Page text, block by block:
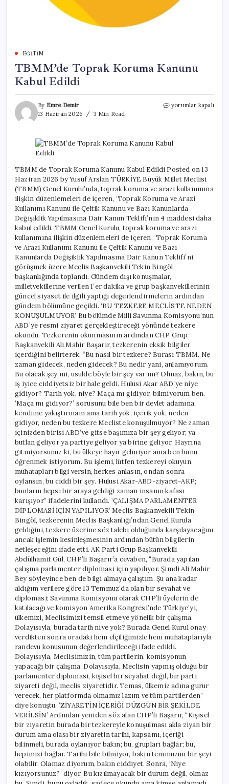
EĞITIM
TBMM’de Toprak Koruma Kanunu
Kabul Edildi
By Emre Demir
13 Haziran 2026
3 Min Read
TBMM’de
Kabul
yorumlar kapalı
TBMM’de Toprak Koruma Kanunu Kabul Edildi Posted on 13
Haziran 2026 by Yusuf Arslan TÜRKİYE Büyük Millet Meclisi
(TBMM) Genel Kurulu’nda, toprak koruma ve arazi kullanımına
ilişkin düzenlemeleri de içeren, ‘Toprak Koruma ve Arazi
Kullanımı Kanunu ile Çeltik Kanunu ve Bazı Kanunlarda
Değişiklik Yapılmasına Dair Kanun Teklifi’nin 4 maddesi daha
kabul edildi. TBMM Genel Kurulu, toprak koruma ve arazi
kullanımına ilişkin düzenlemeleri de içeren, ‘Toprak Koruma
ve Arazi Kullanımı Kanunu ile Çeltik Kanunu ve Bazı
Kanunlarda Değişiklik Yapılmasına Dair Kanun Teklifi’ni
görüşmek üzere Meclis Başkanvekili Tekin Bingöl
başkanlığında toplandı. Gündem dışı konuşmalar,
milletvekillerine verilen 1’er dakika ve grup başkanvekillerinin
güncel siyaset ile ilgili yaptığı değerlendirmelerin ardından
gündem bölümüne geçildi. ‘BU TEZKERE MECLİSTE NEDEN
KONUŞULMUYOR’ Bu bölümde Milli Savunma Komisyonu’nun
ABD’ye resmi ziyaret gerçekleştireceği yönünde tezkere
okundu. Tezkerenin okunmasının ardından CHP Grup
Başkanvekili Ali Mahir Başarır, tezkerenin eksik bilgiler
içerdiğini belirterek, “Bu nasıl bir tezkere? Burası TBMM. Ne
zaman gidecek, neden gidecek? Bu nedir yani, anlamıyorum.
Bu olacak şey mi, usulde böyle bir şey var mı? Olmaz, bakın, bu
iş iyice ciddiyetsiz bir hale geldi. Hulusi Akar ABD’ye niye
gidiyor? Tarih yok, niye? Maça mı gidiyor, bilmiyorum ben.
‘Maça mı gidiyor?’ sorusunu bile ben bir devlet adamına,
kendime yakıştırmam ama tarih yok, içerik yok, neden
gidiyor, neden bu tezkere Mecliste konuşulmuyor? Ne zaman
içinizden birisi ABD’ye gitse başımıza bir şey geliyor; ya
butlan geliyor ya partiye geliyor ya birine geliyor. Hayrına
gitmiyorsunuz ki, bu ülkeye hayır gelmiyor ama ben bunu
öğrenmek istiyorum. Bu işlemi, lütfen tezkereyi okuyun,
muhatapları bilgi versin, herkes anlasın, ondan sonra
oylansın, bu ciddi bir şey. Hulusi Akar-ABD-ziyaret-AKP;
bunların hepsi bir araya geldiği zaman insanın kafası
karışıyor” ifadelerini kullandı. ‘ÇALIŞMA PARLAMENTER
DİPLOMASİ İÇİN YAPILIYOR’ Meclis Başkanvekili Tekin
Bingöl, tezkerenin Meclis Başkanlığı’ndan Genel Kurula
geldiğini, tezkere üzerine söz talebi olduğunda karşılayacağını
ancak işlemin kesinleşmesinin ardından bütün bilgilerin
netleşeceğini ifade etti. AK Parti Grup Başkanvekili
Abdülhamit Gül, CHP’li Başarır’a cevaben, “Burada yapılan
çalışma parlamenter diplomasi için yapılıyor. Şimdi Ali Mahir
Bey söyleyince ben de bilgi almaya çalıştım. Şu ana kadar
aldığım verilere göre 13 Temmuz’da olan bir seyahat ve
diplomasi; Savunma Komisyonu olarak CHP’li üyelerin de
katılacağı ve komisyon Amerika Kongresi’nde Türkiye’yi,
ülkemizi, Meclisimizi temsil etmeye yönelik bir çalışma.
Dolayısıyla, burada tarih niye yok? Burada Genel Kurul onay
verdikten sonra oradaki hem elçiliğimizle hem muhataplarıyla
randevu konusunun değerlendirileceği ifade edildi.
Dolayısıyla, Meclisimizin, tüm partilerin, komisyonun
yapacağı bir çalışma. Dolayısıyla, Meclisin yapmış olduğu bir
parlamenter diplomasi, kişisel bir seyahat değil, bir parti
ziyareti değil, meclis ziyaretidir. Temas, ülkemiz adına gurur
verecek, her platformda olmamız lazım ve tüm partilerden”
diye konuştu. ‘ZİYARETİN İÇERİĞİ DÜZGÜN BİR ŞEKİLDE
VERİLSİN’ Ardından yeniden söz alan CHP’li Başarır, “Kişisel
bir ziyaretin burada bir tezkereyle konuşulması akla ziyan bir
durum ama olası bir ziyaretin tarihi, kapsamı, içeriği
bilinmeli, burada oylanıyor bakın; bu, grupları bağlar; bu,
hepimizi bağlar. Tarihi bile bilmiyor, bakın temmuzun bir şeyi
olabilir. Olamaz diyorum, bakın ciddiyet. Sonra, ‘Niye
kızıyorsunuz?’ diyor. Bu kızılmayacak bir durum değil, olmaz